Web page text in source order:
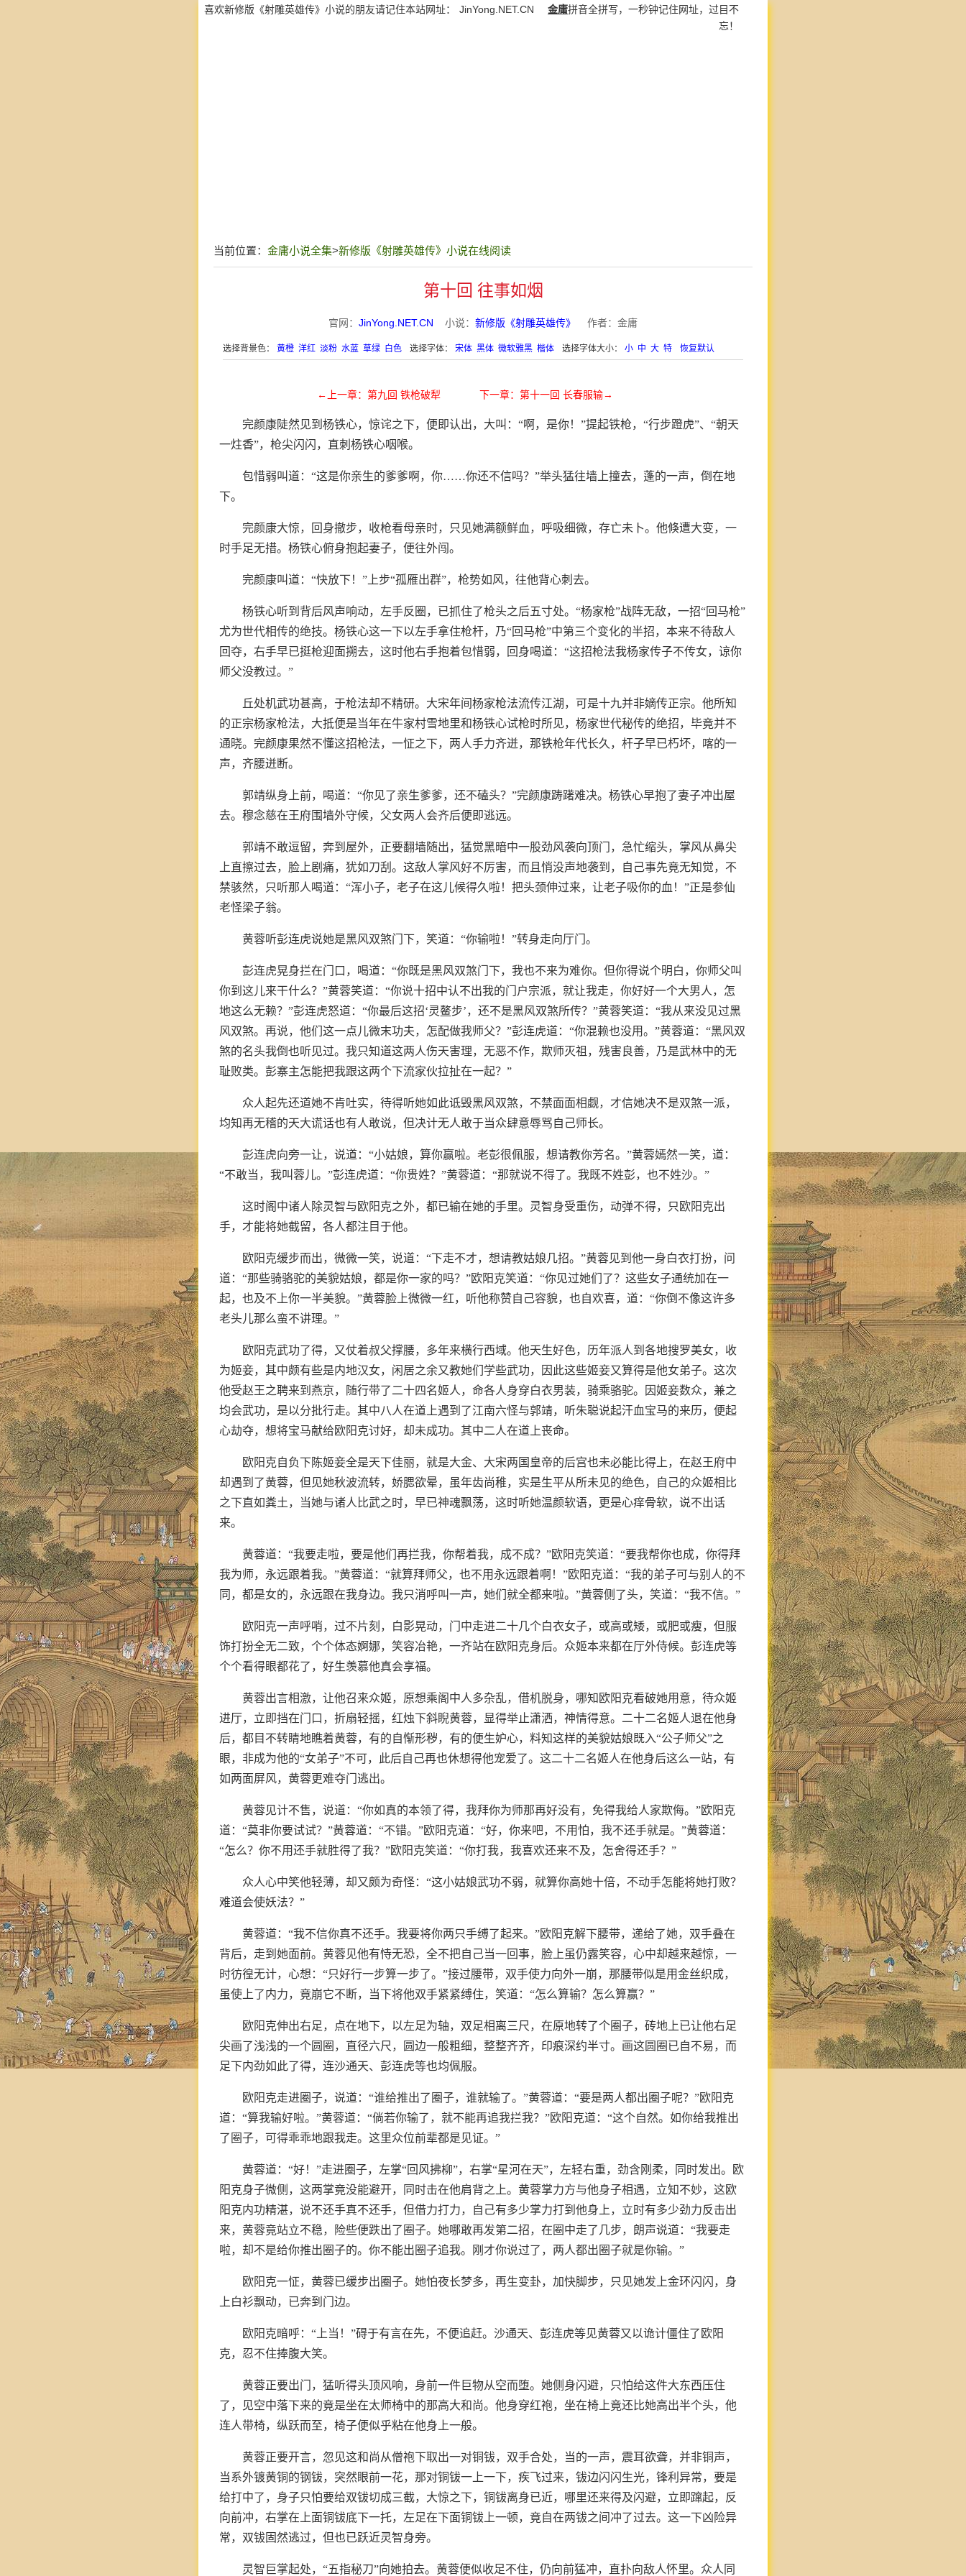
喜欢新修版《射雕英雄传》小说的朋友请记住本站网址： JinYong.NET.CN 金庸拼音全拼写，一秒钟记住网址，过目不
忘！
当前位置： 金庸小说全集>新修版《射雕英雄传》小说在线阅读
第十回 往事如烟
官网： JinYong.NET.CN 小说： 新修版《射雕英雄传》 作者：金庸
选择背景色： 黄橙 洋红 淡粉 水蓝 草绿 白色 选择字体： 宋体 黑体 微软雅黑 楷体 选择字体大小： 小 中 大 特 恢复默认
←上一章：第九回 铁枪破犁 下一章：第十一回 长春服输→
完颜康陡然见到杨铁心，惊诧之下，便即认出，大叫：“啊，是你！”提起铁枪，“行步蹬虎”、“朝天
一炷香”，枪尖闪闪，直刺杨铁心咽喉。
包惜弱叫道：“这是你亲生的爹爹啊，你……你还不信吗？”举头猛往墙上撞去，蓬的一声，倒在地
下。
完颜康大惊，回身撤步，收枪看母亲时，只见她满额鲜血，呼吸细微，存亡未卜。他倏遭大变，一
时手足无措。杨铁心俯身抱起妻子，便往外闯。
完颜康叫道：“快放下！”上步“孤雁出群”，枪势如风，往他背心刺去。
杨铁心听到背后风声响动，左手反圈，已抓住了枪头之后五寸处。“杨家枪”战阵无敌，一招“回马枪”
尤为世代相传的绝技。杨铁心这一下以左手拿住枪杆，乃“回马枪”中第三个变化的半招，本来不待敌人
回夺，右手早已挺枪迎面搠去，这时他右手抱着包惜弱，回身喝道：“这招枪法我杨家传子不传女，谅你
师父没教过。”
丘处机武功甚高，于枪法却不精研。大宋年间杨家枪法流传江湖，可是十九并非嫡传正宗。他所知
的正宗杨家枪法，大抵便是当年在牛家村雪地里和杨铁心试枪时所见，杨家世代秘传的绝招，毕竟并不
通晓。完颜康果然不懂这招枪法，一怔之下，两人手力齐迸，那铁枪年代长久，杆子早已朽坏，喀的一
声，齐腰迸断。
郭靖纵身上前，喝道：“你见了亲生爹爹，还不磕头？”完颜康踌躇难决。杨铁心早抱了妻子冲出屋
去。穆念慈在王府围墙外守候，父女两人会齐后便即逃远。
郭靖不敢逗留，奔到屋外，正要翻墙随出，猛觉黑暗中一股劲风袭向顶门，急忙缩头，掌风从鼻尖
上直擦过去，脸上剧痛，犹如刀刮。这敌人掌风好不厉害，而且悄没声地袭到，自己事先竟无知觉，不
禁骇然，只听那人喝道：“浑小子，老子在这儿候得久啦！把头颈伸过来，让老子吸你的血！”正是参仙
老怪梁子翁。
黄蓉听彭连虎说她是黑风双煞门下，笑道：“你输啦！”转身走向厅门。
彭连虎晃身拦在门口，喝道：“你既是黑风双煞门下，我也不来为难你。但你得说个明白，你师父叫
你到这儿来干什么？”黄蓉笑道：“你说十招中认不出我的门户宗派，就让我走，你好好一个大男人，怎
地这么无赖？”彭连虎怒道：“你最后这招‘灵鳌步’，还不是黑风双煞所传？”黄蓉笑道：“我从来没见过黑
风双煞。再说，他们这一点儿微末功夫，怎配做我师父？”彭连虎道：“你混赖也没用。”黄蓉道：“黑风双
煞的名头我倒也听见过。我只知道这两人伤天害理，无恶不作，欺师灭祖，残害良善，乃是武林中的无
耻败类。彭寨主怎能把我跟这两个下流家伙拉扯在一起？”
众人起先还道她不肯吐实，待得听她如此诋毁黑风双煞，不禁面面相觑，才信她决不是双煞一派，
均知再无稽的天大谎话也有人敢说，但决计无人敢于当众肆意辱骂自己师长。
彭连虎向旁一让，说道：“小姑娘，算你赢啦。老彭很佩服，想请教你芳名。”黄蓉嫣然一笑，道：
“不敢当，我叫蓉儿。”彭连虎道：“你贵姓？”黄蓉道：“那就说不得了。我既不姓彭，也不姓沙。”
这时阁中诸人除灵智与欧阳克之外，都已输在她的手里。灵智身受重伤，动弹不得，只欧阳克出
手，才能将她截留，各人都注目于他。
欧阳克缓步而出，微微一笑，说道：“下走不才，想请教姑娘几招。”黄蓉见到他一身白衣打扮，问
道：“那些骑骆驼的美貌姑娘，都是你一家的吗？”欧阳克笑道：“你见过她们了？这些女子通统加在一
起，也及不上你一半美貌。”黄蓉脸上微微一红，听他称赞自己容貌，也自欢喜，道：“你倒不像这许多
老头儿那么蛮不讲理。”
欧阳克武功了得，又仗着叔父撑腰，多年来横行西域。他天生好色，历年派人到各地搜罗美女，收
为姬妾，其中颇有些是内地汉女，闲居之余又教她们学些武功，因此这些姬妾又算得是他女弟子。这次
他受赵王之聘来到燕京，随行带了二十四名姬人，命各人身穿白衣男装，骑乘骆驼。因姬妾数众，兼之
均会武功，是以分批行走。其中八人在道上遇到了江南六怪与郭靖，听朱聪说起汗血宝马的来历，便起
心劫夺，想将宝马献给欧阳克讨好，却未成功。其中二人在道上丧命。
欧阳克自负下陈姬妾全是天下佳丽，就是大金、大宋两国皇帝的后宫也未必能比得上，在赵王府中
却遇到了黄蓉，但见她秋波流转，娇腮欲晕，虽年齿尚稚，实是生平从所未见的绝色，自己的众姬相比
之下直如粪土，当她与诸人比武之时，早已神魂飘荡，这时听她温颜软语，更是心痒骨软，说不出话
来。
黄蓉道：“我要走啦，要是他们再拦我，你帮着我，成不成？”欧阳克笑道：“要我帮你也成，你得拜
我为师，永远跟着我。”黄蓉道：“就算拜师父，也不用永远跟着啊！”欧阳克道：“我的弟子可与别人的不
同，都是女的，永远跟在我身边。我只消呼叫一声，她们就全都来啦。”黄蓉侧了头，笑道：“我不信。”
欧阳克一声呼哨，过不片刻，白影晃动，门中走进二十几个白衣女子，或高或矮，或肥或瘦，但服
饰打扮全无二致，个个体态婀娜，笑容冶艳，一齐站在欧阳克身后。众姬本来都在厅外侍候。彭连虎等
个个看得眼都花了，好生羡慕他真会享福。
黄蓉出言相激，让他召来众姬，原想乘阁中人多杂乱，借机脱身，哪知欧阳克看破她用意，待众姬
进厅，立即挡在门口，折扇轻摇，红烛下斜睨黄蓉，显得举止潇洒，神情得意。二十二名姬人退在他身
后，都目不转睛地瞧着黄蓉，有的自惭形秽，有的便生妒心，料知这样的美貌姑娘既入“公子师父”之
眼，非成为他的“女弟子”不可，此后自己再也休想得他宠爱了。这二十二名姬人在他身后这么一站，有
如两面屏风，黄蓉更难夺门逃出。
黄蓉见计不售，说道：“你如真的本领了得，我拜你为师那再好没有，免得我给人家欺侮。”欧阳克
道：“莫非你要试试？”黄蓉道：“不错。”欧阳克道：“好，你来吧，不用怕，我不还手就是。”黄蓉道：
“怎么？你不用还手就胜得了我？”欧阳克笑道：“你打我，我喜欢还来不及，怎舍得还手？”
众人心中笑他轻薄，却又颇为奇怪：“这小姑娘武功不弱，就算你高她十倍，不动手怎能将她打败？
难道会使妖法？”
黄蓉道：“我不信你真不还手。我要将你两只手缚了起来。”欧阳克解下腰带，递给了她，双手叠在
背后，走到她面前。黄蓉见他有恃无恐，全不把自己当一回事，脸上虽仍露笑容，心中却越来越惊，一
时彷徨无计，心想：“只好行一步算一步了。”接过腰带，双手使力向外一崩，那腰带似是用金丝织成，
虽使上了内力，竟崩它不断，当下将他双手紧紧缚住，笑道：“怎么算输？怎么算赢？”
欧阳克伸出右足，点在地下，以左足为轴，双足相离三尺，在原地转了个圈子，砖地上已让他右足
尖画了浅浅的一个圆圈，直径六尺，圆边一般粗细，整整齐齐，印痕深约半寸。画这圆圈已自不易，而
足下内劲如此了得，连沙通天、彭连虎等也均佩服。
欧阳克走进圈子，说道：“谁给推出了圈子，谁就输了。”黄蓉道：“要是两人都出圈子呢？”欧阳克
道：“算我输好啦。”黄蓉道：“倘若你输了，就不能再追我拦我？”欧阳克道：“这个自然。如你给我推出
了圈子，可得乖乖地跟我走。这里众位前辈都是见证。”
黄蓉道：“好！”走进圈子，左掌“回风拂柳”，右掌“星河在天”，左轻右重，劲含刚柔，同时发出。欧
阳克身子微侧，这两掌竟没能避开，同时击在他肩背之上。黄蓉掌力方与他身子相遇，立知不妙，这欧
阳克内功精湛，说不还手真不还手，但借力打力，自己有多少掌力打到他身上，立时有多少劲力反击出
来，黄蓉竟站立不稳，险些便跌出了圈子。她哪敢再发第二招，在圈中走了几步，朗声说道：“我要走
啦，却不是给你推出圈子的。你不能出圈子追我。刚才你说过了，两人都出圈子就是你输。”
欧阳克一怔，黄蓉已缓步出圈子。她怕夜长梦多，再生变卦，加快脚步，只见她发上金环闪闪，身
上白衫飘动，已奔到门边。
欧阳克暗呼：“上当！”碍于有言在先，不便追赶。沙通天、彭连虎等见黄蓉又以诡计僵住了欧阳
克，忍不住捧腹大笑。
黄蓉正要出门，猛听得头顶风响，身前一件巨物从空而堕。她侧身闪避，只怕给这件大东西压住
了，见空中落下来的竟是坐在太师椅中的那高大和尚。他身穿红袍，坐在椅上竟还比她高出半个头，他
连人带椅，纵跃而至，椅子便似乎粘在他身上一般。
黄蓉正要开言，忽见这和尚从僧袍下取出一对铜钹，双手合处，当的一声，震耳欲聋，并非铜声，
当系外镀黄铜的钢钹，突然眼前一花，那对铜钹一上一下，疾飞过来，钹边闪闪生光，锋利异常，要是
给打中了，身子只怕要给双钹切成三截，大惊之下，铜钹离身已近，哪里还来得及闪避，立即蹿起，反
向前冲，右掌在上面铜钹底下一托，左足在下面铜钹上一顿，竟自在两钹之间冲了过去。这一下凶险异
常，双钹固然逃过，但也已跃近灵智身旁。
灵智巨掌起处，“五指秘刀”向她拍去。黄蓉便似收足不住，仍向前猛冲，直扑向敌人怀里。众人同